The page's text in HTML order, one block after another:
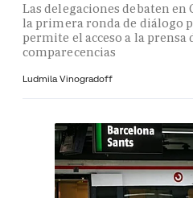
Las delegaciones debaten en
la primera ronda de diálogo
permite el acceso a la
comparecencias
Ludmila Vinogradoff